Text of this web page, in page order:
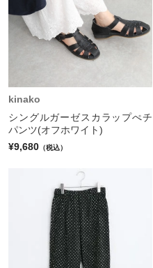
kinako
シングルガーゼスカラップぺチ
パンツ(オフホワイト)
¥9,680 （税込）